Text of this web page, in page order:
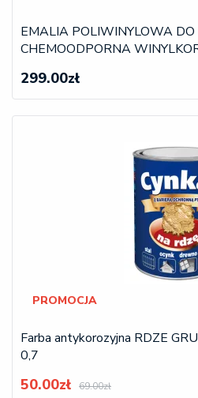
EMALIA POLIWINYLOWA
CHEMOODPORNA
299.00zł
PROMOCJA
Farba antykorozyjna RDZE
0,7
50.00zł 69.00zł